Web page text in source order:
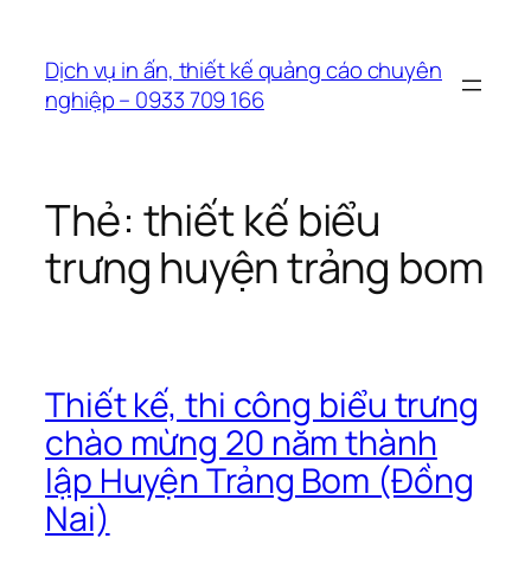
phầnDịch vụ in ấn, thiết kế quảng cáo chuyên
nghiệp – 0933 709 166
Thẻ: thiết kế biểu
trưng huyện trảng bom
Thiết kế, thi công biểu trưng
chào mừng 20 năm thành
lập Huyện Trảng Bom (Đồng
Nai)